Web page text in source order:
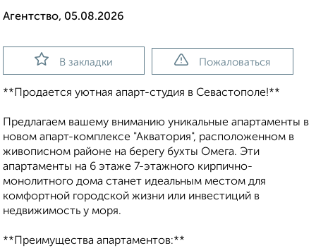
Агентство, 05.08.2026
В закладки Пожаловаться
**Продается уютная апарт-студия в Севастополе!**
Предлагаем вашему вниманию уникальные апартаменты в
новом апарт-комплексе "Акватория", расположенном в
живописном районе на берегу бухты Омега. Эти
апартаменты на 6 этаже 7-этажного кирпично-
монолитного дома станет идеальным местом для
комфортной городской жизни или инвестиций в
недвижимость у моря.
**Преимущества апартаментов:**